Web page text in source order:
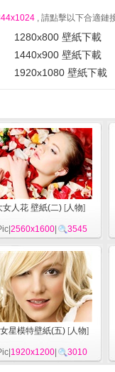
, 請點擊以下合適鏈
1280x800 壁紙下載
1440x900 壁紙下載
1920x1080 壁紙下載
女人花 壁紙(二) [人物]
2560x1600| 3545
星模特壁紙(五)[人物]
1920x1200| 3010